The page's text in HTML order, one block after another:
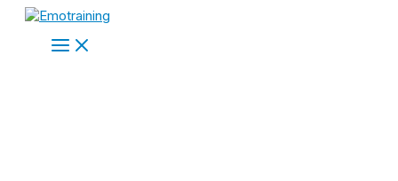
contenido
Menu
Niños
con